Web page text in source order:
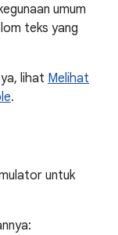
umum
teks yang
lihat Melihat
.
untuk